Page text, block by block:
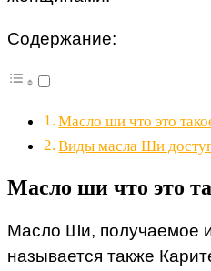
Содержание:
Масло ши что это
Виды масла Ши
Масло ши что это
Масло Ши, получаемое
называется также